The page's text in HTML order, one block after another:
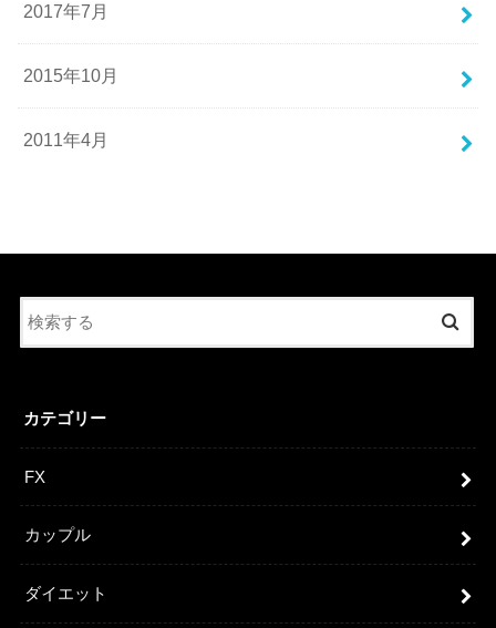
2017年7月
2015年10月
2011年4月
カテゴリー
FX
カップル
ダイエット